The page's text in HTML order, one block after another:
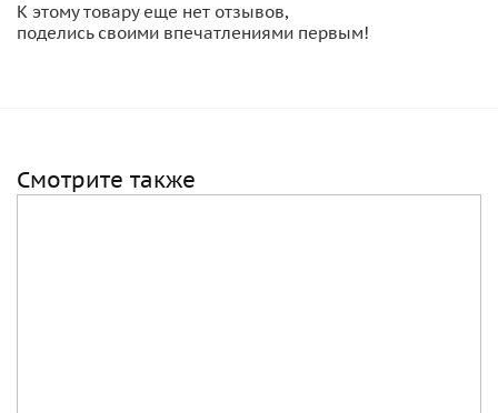
К этому товару еще нет отзывов,
поделись своими впечатлениями первым!
Смотрите также